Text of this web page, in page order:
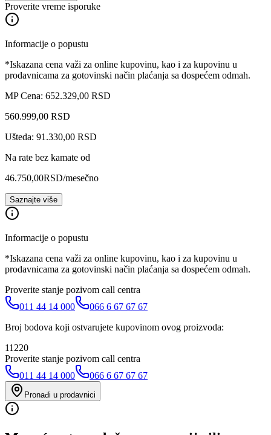
Proverite vreme isporuke
Informacije o popustu
*Iskazana cena važi za online kupovinu, kao i za kupovinu u
prodavnicama za gotovinski način plaćanja sa dospećem odmah.
MP Cena: 652.329,00 RSD
560.999,00 RSD
Ušteda: 91.330,00 RSD
Na rate bez kamate od
46.750,00RSD/mesečno
Saznajte više
Informacije o popustu
*Iskazana cena važi za online kupovinu, kao i za kupovinu u
prodavnicama za gotovinski način plaćanja sa dospećem odmah.
Proverite stanje pozivom call centra
011 44 14 000
066 6 67 67 67
Broj bodova koji ostvarujete kupovinom ovog proizvoda:
11220
Proverite stanje pozivom call centra
011 44 14 000
066 6 67 67 67
Pronađi u prodavnici